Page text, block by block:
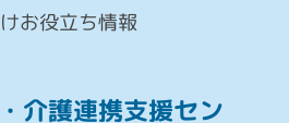
お役立ち情報
介護連携支援セン